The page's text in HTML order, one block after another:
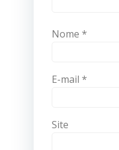
Nome *
E-mail *
Site